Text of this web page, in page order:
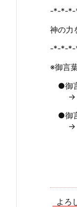
-*-*-
神の力
-*-*-
※御言
●御
→
●御
→
よろ